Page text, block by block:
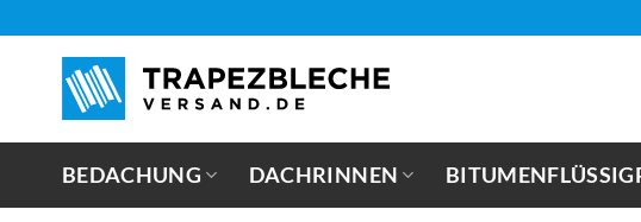
springen
BEDACHUNG DACHRINNEN